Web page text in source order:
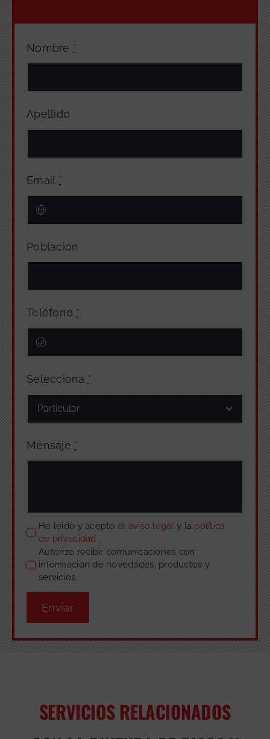
Nombre *
Apellido
Email *
Población
Teléfono *
Selecciona *
Mensaje *
He leído y acepto el aviso legaly la política
de privacidad .
Autorizo recibir comunicaciones con
información de novedades, productos y
servicios.
Enviar
SERVICIOS RELACIONADOS